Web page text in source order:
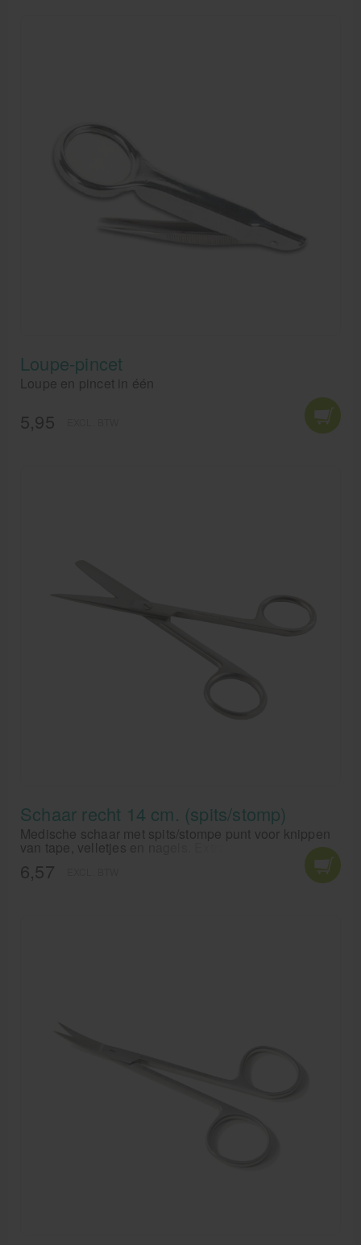
Loupe-pincet
Loupe en pincet in één
5,95
Schaar recht 14 cm. (spits/stomp)
Medische schaar met spits/stompe punt voor knippen
van tape, velletjes en nagels. Extra harde schaar voor
medische doeleinden.
6,57